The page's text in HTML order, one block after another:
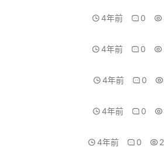
4年前 0
4年前 0
4年前 0
4年前 0
4年前 0